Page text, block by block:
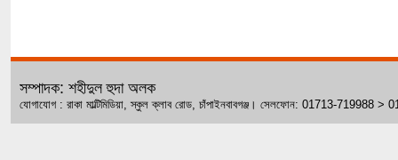
সম্পাদক: শহীদুল হুদা অলক
যোগাযোগ : রাকা মাল্টিমিডিয়া, স্কুল ক্লাব রোড, চাঁপাইনবাবগঞ্জ। সেলফোন: 01713-